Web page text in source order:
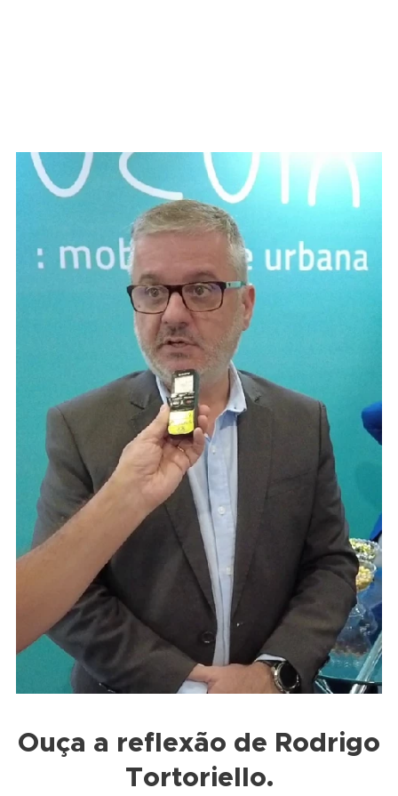
Ouça a reflexão de Rodrigo
Tortoriello.